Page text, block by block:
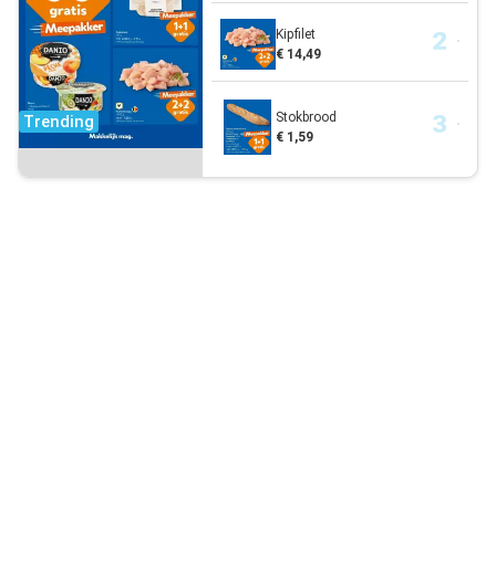
Trending
Kipfilet
€ 14,49
Stokbrood
€ 1,59